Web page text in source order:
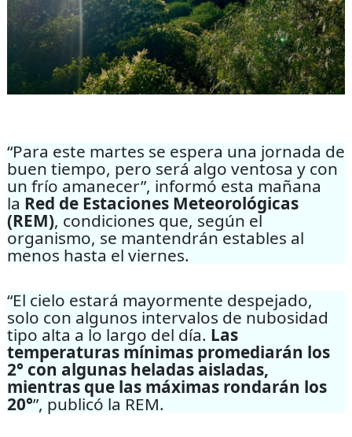
“Para este martes se espera una jornada de
buen tiempo, pero será algo ventosa y con
un frío amanecer”, informó esta mañana
la Red de Estaciones Meteorológicas
(REM), condiciones que, según el
organismo, se mantendrán estables al
menos hasta el viernes.
“El cielo estará mayormente despejado,
solo con algunos intervalos de nubosidad
tipo alta a lo largo del día. Las
temperaturas mínimas promediarán los
2° con algunas heladas aisladas,
mientras que las máximas rondarán los
20°”, publicó la REM.